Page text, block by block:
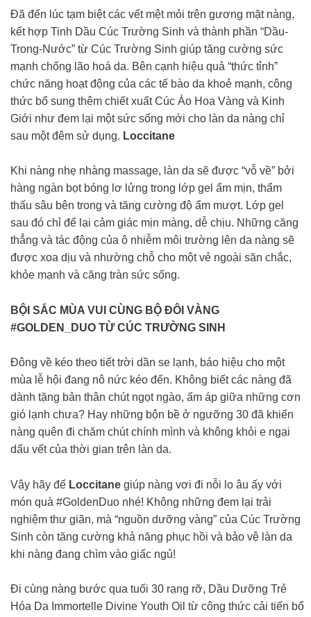
Đã đến lúc tạm biệt các vết mệt mỏi trên gương mặt nàng,
kết hợp Tinh Dầu Cúc Trường Sinh và thành phần “Dầu-
Trong-Nước” từ Cúc Trường Sinh giúp tăng cường sức
mạnh chống lão hoá da. Bên cạnh hiệu quả “thức tỉnh”
chức năng hoạt động của các tế bào da khoẻ mạnh, công
thức bổ sung thêm chiết xuất Cúc Áo Hoa Vàng và Kinh
Giới như đem lại một sức sống mới cho làn da nàng chỉ
sau một đêm sử dụng. Loccitane
Khi nàng nhẹ nhàng massage, làn da sẽ được “vỗ về” bởi
hàng ngàn bọt bóng lơ lửng trong lớp gel ẩm mịn, thẩm
thấu sâu bên trong và tăng cường độ ẩm mượt. Lớp gel
sau đó chỉ để lại cảm giác mịn màng, dễ chịu. Những căng
thẳng và tác động của ô nhiễm môi trường lên da nàng sẽ
được xoa dịu và nhường chỗ cho một vẻ ngoài săn chắc,
khỏe mạnh và căng tràn sức sống.
BỘI SẮC MÙA VUI CÙNG BỘ ĐÔI VÀNG
#GOLDEN_DUO TỪ CÚC TRƯỜNG SINH
Đông về kéo theo tiết trời dần se lạnh, báo hiệu cho một
mùa lễ hội đang nô nức kéo đến. Không biết các nàng đã
dành tặng bản thân chút ngọt ngào, ấm áp giữa những cơn
gió lạnh chưa? Hay những bộn bề ở ngưỡng 30 đã khiến
nàng quên đi chăm chút chính mình và không khỏi e ngại
dấu vết của thời gian trên làn da.
Vậy hãy để Loccitane giúp nàng vơi đi nỗi lo âu ấy với
món quà #GoldenDuo nhé! Không những đem lại trải
nghiệm thư giãn, mà “nguồn dưỡng vàng” của Cúc Trường
Sinh còn tăng cường khả năng phục hồi và bảo vệ làn da
khi nàng đang chìm vào giấc ngủ!
Đi cùng nàng bước qua tuổi 30 rạng rỡ, Dầu Dưỡng Trẻ
Hóa Da Immortelle Divine Youth Oil từ công thức cải tiến bổ